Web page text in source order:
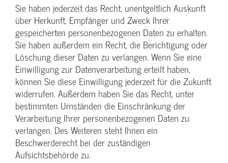
Sie haben jederzeit das Recht, unentgeltlich Auskunft
über Herkunft, Empfänger und Zweck Ihrer
gespeicherten personenbezogenen Daten zu erhalten.
Sie haben außerdem ein Recht, die Berichtigung oder
Löschung dieser Daten zu verlangen. Wenn Sie eine
Einwilligung zur Datenverarbeitung erteilt haben,
können Sie diese Einwilligung jederzeit für die Zukunft
widerrufen. Außerdem haben Sie das Recht, unter
bestimmten Umständen die Einschränkung der
Verarbeitung Ihrer personenbezogenen Daten zu
verlangen. Des Weiteren steht Ihnen ein
Beschwerderecht bei der zuständigen
Aufsichtsbehörde zu.